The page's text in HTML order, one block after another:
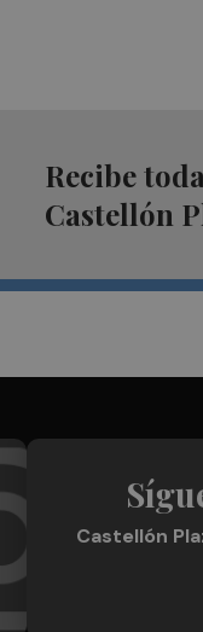
Recibe
Castellón
Castellón